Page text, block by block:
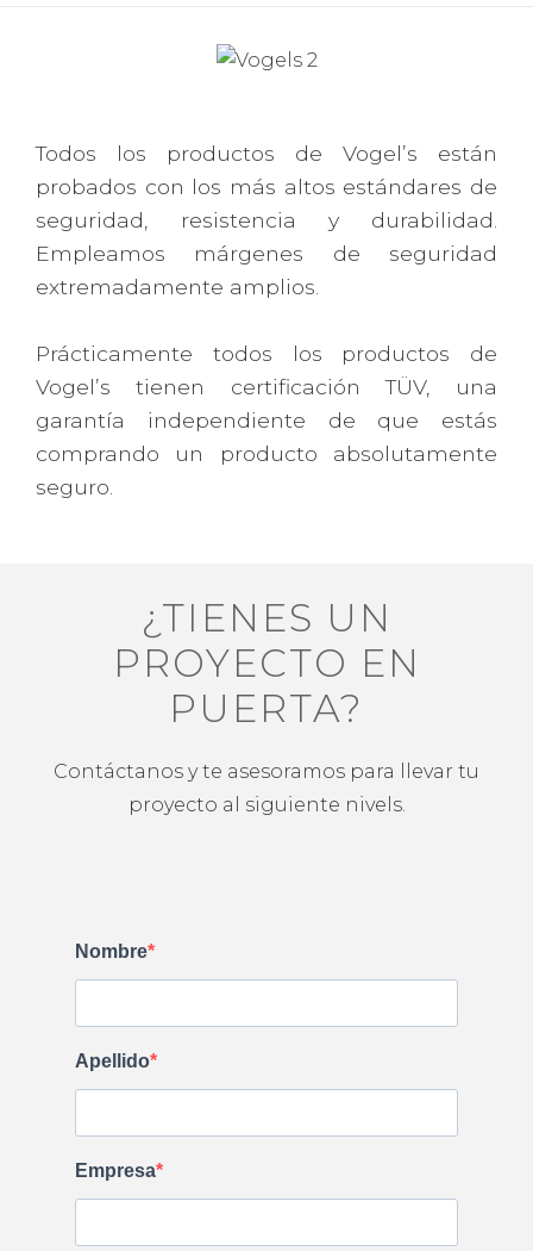
Todos los productos de Vogel’s están
probados con los más altos estándares de
seguridad, resistencia y durabilidad.
Empleamos márgenes de seguridad
extremadamente amplios.
Prácticamente todos los productos de
Vogel’s tienen certificación TÜV, una
garantía independiente de que estás
comprando un producto absolutamente
seguro.
¿TIENES UN
PROYECTO EN
PUERTA?
Contáctanos y te asesoramos para llevar tu
proyecto al siguiente nivels.